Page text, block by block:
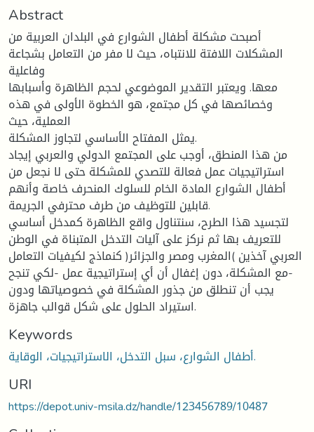
Abstract
أصبحت مشكلة أطفال الشوارع في البلدان العربية من
المشكلات اللافتة للانتباه، حيث لا مفر من التعامل بشجاعة
وفاعلية
معها. ويعتبر التقدير الموضوعي لحجم الظاهرة وأسبابها
وخصائصها في كل مجتمع، هو الخطوة الأولى في هذه
العملية، حيث
يمثل المفتاح الأساسي لتجاوز المشكلة.
من هذا المنطق، أوجب على المجتمع الدولي والعربي إيجاد
استراتيجيات عمل فعالة للتصدي للمشكلة حتى لا نجعل من
أطفال الشوارع المادة الخام للسلوك المنحرف خاصة وأنهم
قابلين للتوظيف من طرف محترفي الجريمة.
لتجسيد هذا الطرح، سنتناول واقع الظاهرة كمدخل أساسي
للتعريف بها ثم نركز على آليات التدخل المتبناة في الوطن
العربي آخذين )المغرب ومصر والجزائر( كنماذج لكيفيات التعامل
مع المشكلة، دون إغفال أن أي إستراتيجية عمل -لكي تنجح-
يجب أن تنطلق من جذور المشكلة في خصوصياتها ودون
استيراد الحلول على شكل قوالب جاهزة.
Keywords
أطفال الشوارع، سبل التدخل، الاستراتيجيات، الوقاية.
URI
https://depot.univ-msila.dz/handle/123456789/10487